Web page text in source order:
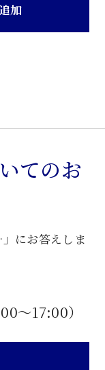
加
てのお
にお答えしま
〜17:00）